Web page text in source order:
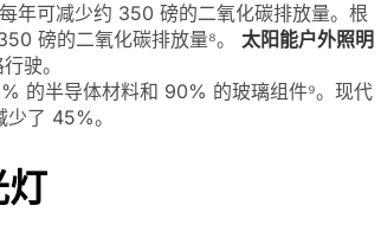
年可减少约 350 磅的二氧化碳排放量。根
磅的二氧化碳排放量⁸。 太阳能户外照明
驶。
的半导体材料和 90% 的玻璃组件⁹。现代
了 45%。